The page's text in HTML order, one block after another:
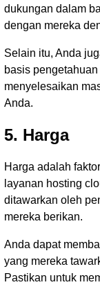
dukungan dalam
dengan mereka
Selain itu, Anda
basis
menyelesaikan
Anda.
5. Harga
Harga adalah
layanan hosting
ditawarkan oleh
mereka berikan.
Anda dapat
yang mereka
Pastikan untuk